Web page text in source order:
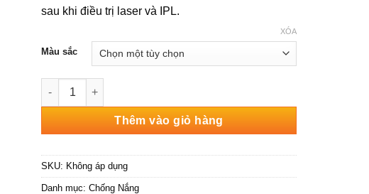
sau khi điều trị laser và IPL.
Màu sắc
XÓA
Kem chống nắng Laser Sunscreen 100 Cell Fusion C SPF 50+
Thêm vào giỏ hàng
SKU: Không áp dụng
Danh mục: Chống Nắng